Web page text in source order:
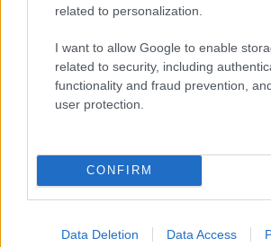
related to personalization.
I want to allow Google to enable
related to security, including
functionality and fraud prevention,
user protection.
CONFIRM
Data Deletion Data Access
Οι άνθρωποι, οι αυθεντικές
το ελληνικό καλοκαίρι και
πολιτισμός που μας ενώνει